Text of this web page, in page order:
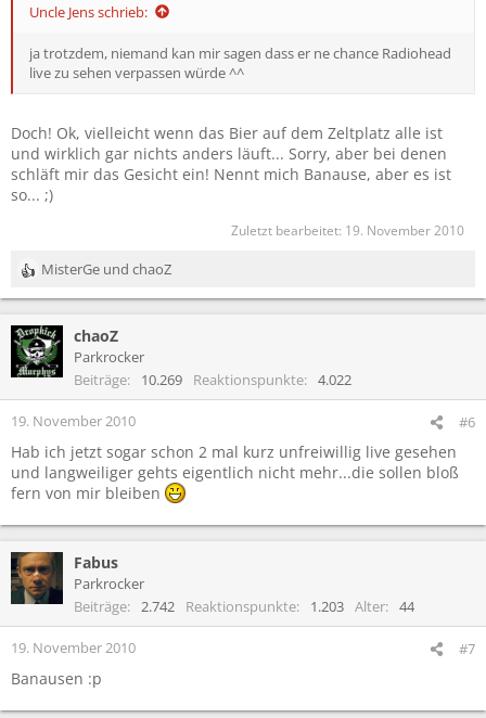
Uncle Jens schrieb:
ja trotzdem, niemand kan mir sagen dass er ne chance Radiohead
live zu sehen verpassen würde ^^
Doch! Ok, vielleicht wenn das Bier auf dem Zeltplatz alle ist
und wirklich gar nichts anders läuft... Sorry, aber bei denen
schläft mir das Gesicht ein! Nennt mich Banause, aber es ist
so... ;)
Zuletzt bearbeitet: 19. November 2010
R
e
k
t
i
n
e
n
:
MisterGe und chaoZ
chaoZ
Parkrocker
Beiträge
10.269 Reaktionspunkte 4.022
19. November 2010 #6
Hab ich jetzt sogar schon 2 mal kurz unfreiwillig live gesehen
und langweiliger gehts eigentlich nicht mehr...die sollen bloß
fern von mir bleiben
Fabus
Parkrocker
Beiträge
2.742 Reaktionspunkte 1.203 Alter 44
19. November 2010 #7
Banausen :p